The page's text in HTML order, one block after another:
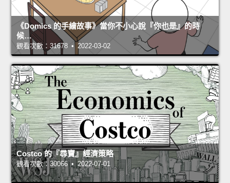
《Domics 的手繪故事》當你不小心說『你也是』的時
候…
觀看次數：31678 • 2022-03-02
Costco 的『尋寶』經濟策略
觀看次數：30066 • 2022-07-01